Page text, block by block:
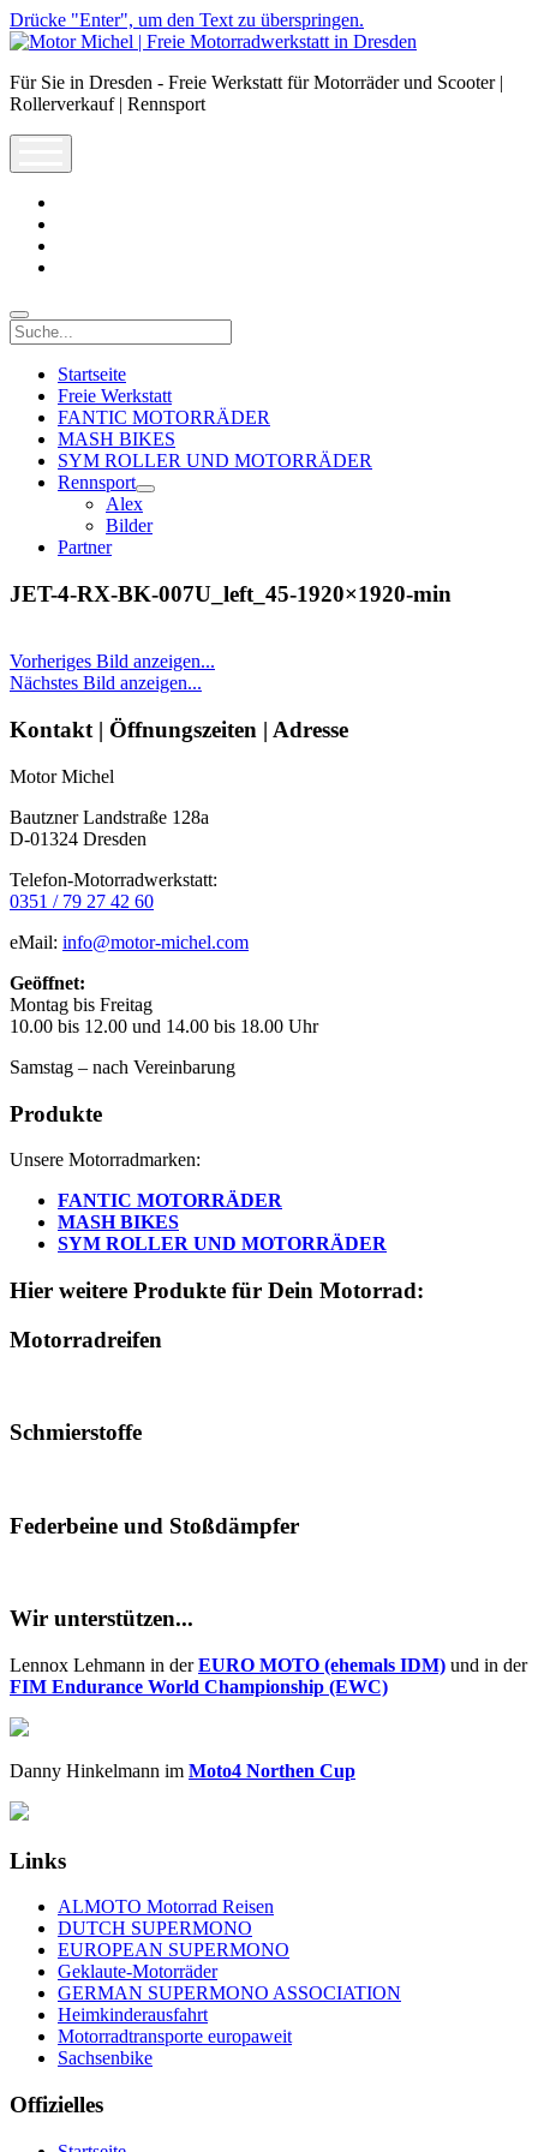
Drücke "Enter", um den Text zu überspringen.
Motor
|
Freie
Dresden
Für Sie in Dresden - Freie Werkstatt für Motorräder und Scooter |
Rollerverkauf | Rennsport
Suche
Startseite
Freie Werkstatt
FANTIC MOTORRÄDER
MASH BIKES
SYM ROLLER UND MOTORRÄDER
Rennsport
open
menu
Alex
Bilder
Partner
JET-4-RX-BK-007U_left_45-1920×1920-min
Vorheriges Bild anzeigen...
Nächstes Bild anzeigen...
Seitenleiste
Kontakt | Öffnungszeiten | Adresse
Motor Michel
Bautzner Landstraße 128a
D-01324 Dresden
Telefon-Motorradwerkstatt:
0351 / 79 27 42 60
eMail: info@motor-michel.com
Geöffnet:
Montag bis Freitag
10.00 bis 12.00 und 14.00 bis 18.00 Uhr
Samstag – nach Vereinbarung
Produkte
Unsere Motorradmarken:
FANTIC MOTORRÄDER
MASH BIKES
SYM ROLLER UND MOTORRÄDER
Hier weitere Produkte für Dein Motorrad:
Motorradreifen
Schmierstoffe
Federbeine und Stoßdämpfer
Wir unterstützen...
Lennox Lehmann in derEURO MOTO (ehemals IDM) und in der
FIM Endurance World Championship (EWC)
Danny Hinkelmann im Moto4 Northen Cup
Links
ALMOTO Motorrad Reisen
DUTCH SUPERMONO
EUROPEAN SUPERMONO
Geklaute-Motorräder
GERMAN SUPERMONO ASSOCIATION
Heimkinderausfahrt
Motorradtransporte europaweit
Sachsenbike
Offizielles